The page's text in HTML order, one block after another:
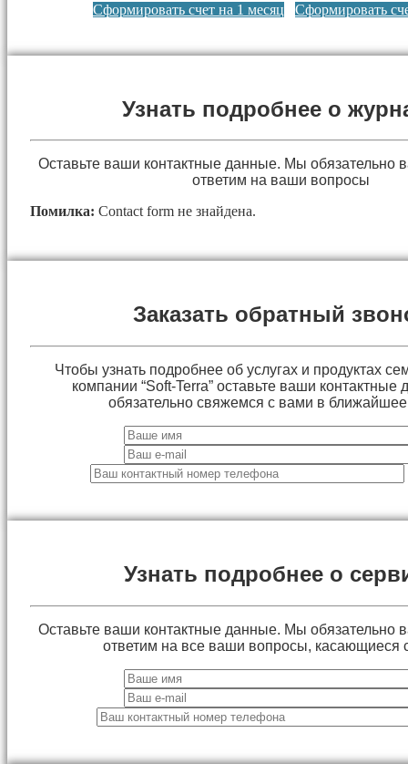
Сформировать счет на 1 месяц Сформировать
Узнать подробнее о
Оставьте ваши контактные данные. Мы обязательно
ответим на ваши вопросы
Помилка: Contact form не знайдена.
Заказать обратный
Чтобы узнать подробнее об услугах и продуктах
компании “Soft-Terra” оставьте ваши
обязательно свяжемся с вами в
Узнать подробнее о
Оставьте ваши контактные данные. Мы обязательно
ответим на все ваши вопросы, касающиеся